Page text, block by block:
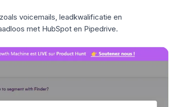
voicemails, leadkwalificatie en
met HubSpot en Pipedrive.